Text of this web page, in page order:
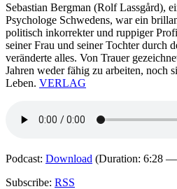
Sebastian Bergman (Rolf Lassgård),
Psychologe Schwedens, war ein
politisch inkorrekter und ruppiger
seiner Frau und seiner Tochter durch
veränderte alles. Von Trauer
Jahren weder fähig zu arbeiten, noch
Leben. VERLAG
Podcast: Download (Duration: 6:28
Subscribe: RSS